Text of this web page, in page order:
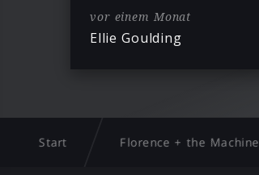
vor einem Monat
Ellie Goulding
Start Florence + the Machine